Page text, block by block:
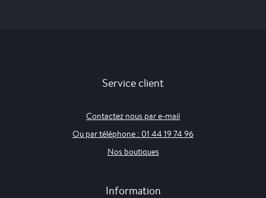
Service client
Contactez nous par e-mail
Ou par téléphone : 01 44 19 74 96
Nos boutiques
Information